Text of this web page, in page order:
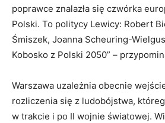
poprawce znalazła się czwórka
Polski. To politycy Lewicy: Robert
Śmiszek, Joanna Scheuring-
Kobosko z Polski 2050” –
Warszawa uzależnia obecnie
rozliczenia się z ludobójstwa,
w trakcie i po II wojnie światowej.